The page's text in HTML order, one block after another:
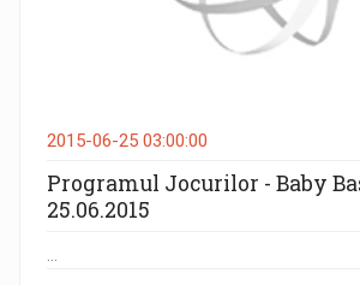
2015-06-25 03:00:00
Programul Jocurilor - Baby
25.06.2015